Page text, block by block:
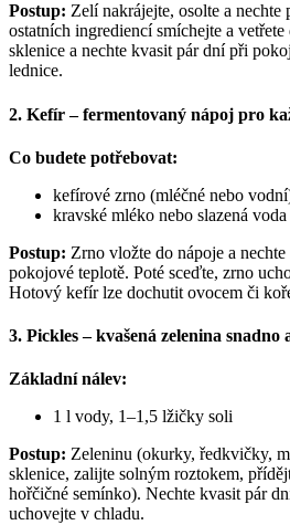
Postup: Zelí nakrájejte, osolte a nechte
ostatních ingrediencí smíchejte a
sklenice a nechte kvasit pár dní při
lednice.
2. Kefír – fermentovaný nápoj pro
Co budete potřebovat:
kefírové zrno (mléčné nebo
kravské mléko nebo slazená
Postup: Zrno vložte do nápoje a
pokojové teplotě. Poté sceďte, zrno
Hotový kefír lze dochutit ovocem či
3. Pickles – kvašená zelenina snadno
Základní nálev:
1 l vody, 1–1,5 lžičky soli
Postup: Zeleninu (okurky, ředkvičky,
sklenice, zalijte solným roztokem,
hořčičné semínko). Nechte kvasit pár
uchovejte v chladu.